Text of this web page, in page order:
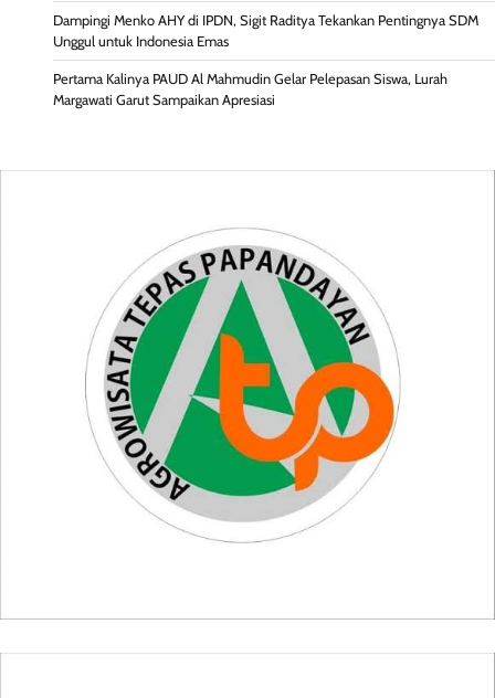
Dampingi Menko AHY di IPDN, Sigit Raditya Tekankan Pentingnya SDM
Unggul untuk Indonesia Emas
Pertama Kalinya PAUD Al Mahmudin Gelar Pelepasan Siswa, Lurah
Margawati Garut Sampaikan Apresiasi